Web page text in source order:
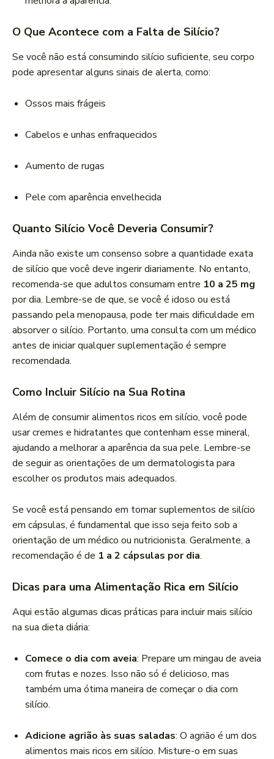
O Que Acontece com a Falta de Silício?
Se você não está consumindo silício suficiente, seu corpo
pode apresentar alguns sinais de alerta, como:
Ossos mais frágeis
Cabelos e unhas enfraquecidos
Aumento de rugas
Pele com aparência envelhecida
Quanto Silício Você Deveria Consumir?
Ainda não existe um consenso sobre a quantidade exata
de silício que você deve ingerir diariamente. No entanto,
recomenda-se que adultos consumam entre 10 a 25 mg
por dia. Lembre-se de que, se você é idoso ou está
passando pela menopausa, pode ter mais dificuldade em
absorver o silício. Portanto, uma consulta com um médico
antes de iniciar qualquer suplementação é sempre
recomendada.
Como Incluir Silício na Sua Rotina
Além de consumir alimentos ricos em silício, você pode
usar cremes e hidratantes que contenham esse mineral,
ajudando a melhorar a aparência da sua pele. Lembre-se
de seguir as orientações de um dermatologista para
escolher os produtos mais adequados.
Se você está pensando em tomar suplementos de silício
em cápsulas, é fundamental que isso seja feito sob a
orientação de um médico ou nutricionista. Geralmente, a
recomendação é de 1 a 2 cápsulas por dia.
Dicas para uma Alimentação Rica em Silício
Aqui estão algumas dicas práticas para incluir mais silício
na sua dieta diária:
Comece o dia com aveia: Prepare um mingau de aveia
com frutas e nozes. Isso não só é delicioso, mas
também uma ótima maneira de começar o dia com
silício.
Adicione agrião às suas saladas: O agrião é um dos
alimentos mais ricos em silício. Misture-o em suas